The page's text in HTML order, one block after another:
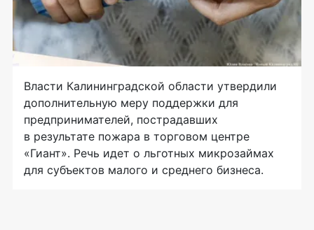
Власти Калининградской области утвердили
дополнительную меру поддержки для
предпринимателей, пострадавших
в результате пожара в торговом центре
«Гиант». Речь идет о льготных микрозаймах
для субъектов малого и среднего бизнеса.